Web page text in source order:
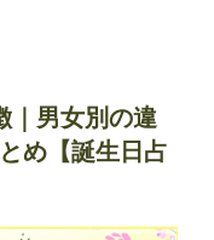
｜男女別の違
め【誕生日占